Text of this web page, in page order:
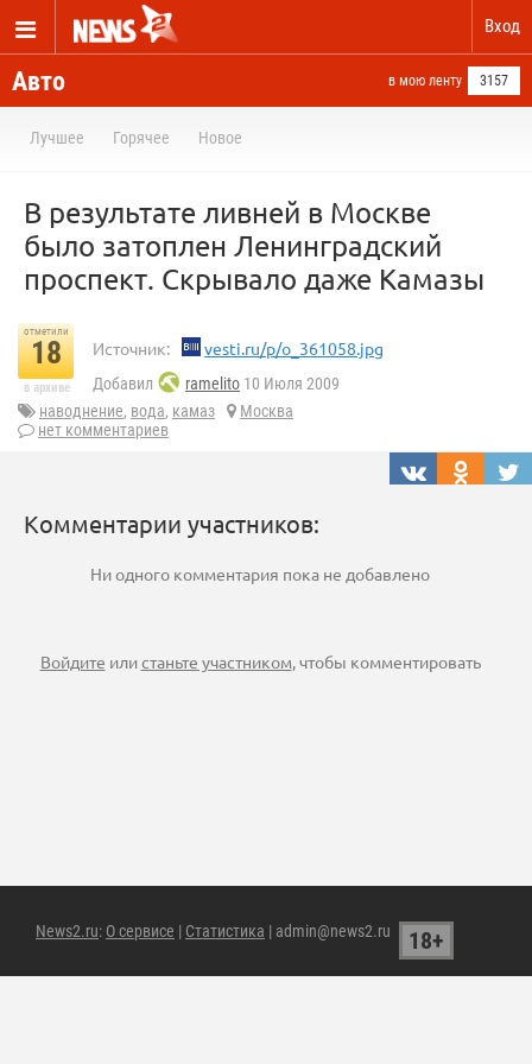
Вход
Авто в мою ленту 3157
Лучшее Горячее Новое
В результате ливней в Москве
было затоплен Ленинградский
проспект. Скрывало даже Камазы
отметили
18
в архиве
Источник: vesti.ru/p/o_361058.jpg
Добавил ramelito 10 Июля 2009
наводнение, вода, камаз
Москва
нет комментариев
Комментарии участников:
Ни одного комментария пока не добавлено
Войдите илистаньте участником, чтобы комментировать
News2.ru: О сервисе | Статистика | admin@news2.ru 18+